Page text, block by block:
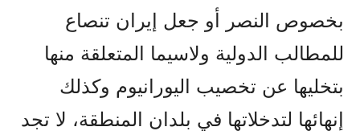
بخصوص النصر أو جعل إيران تنصاع
للمطالب الدولية ولاسيما المتعلقة منها
بتخليها عن تخصيب اليورانيوم وكذلك
إنهائها لتدخلاتها في بلدان المنطقة، لا تجد